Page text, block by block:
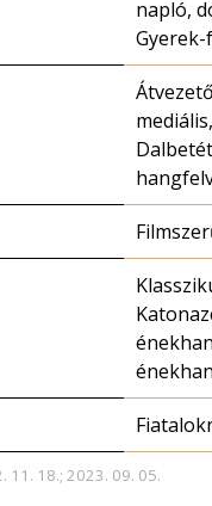
napló,
11. 18.; 2023. 09. 05.